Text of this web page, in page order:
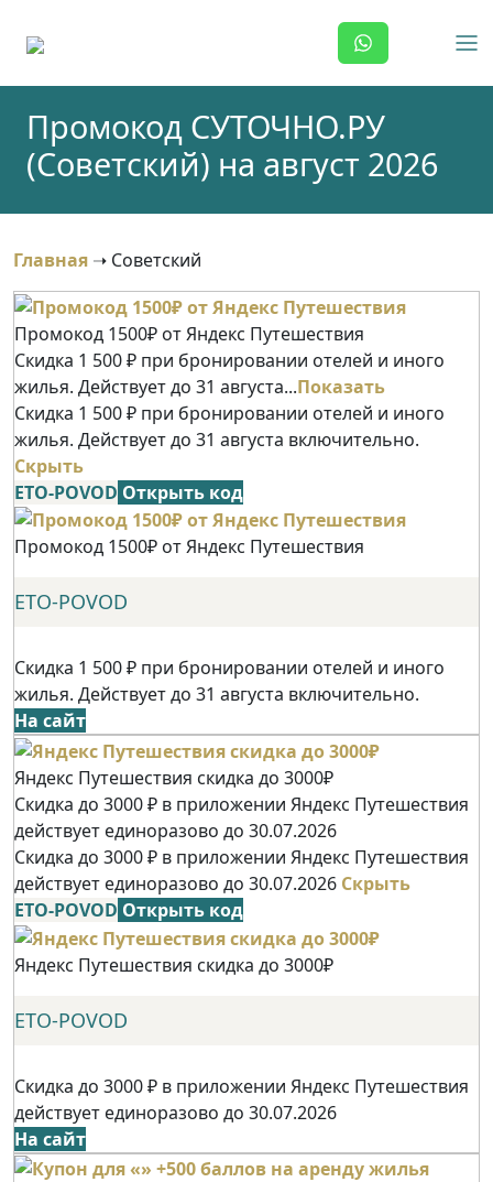
Промокод СУТОЧНО.РУ
(Советский) на август 2026
Главная ➝ Советский
Промокод 1500₽ от Яндекс Путешествия
Скидка 1 500 ₽ при бронировании отелей и иного
жилья. Действует до 31 августа...Показать
Скидка 1 500 ₽ при бронировании отелей и иного
жилья. Действует до 31 августа включительно.
Скрыть
ETO-POVOD Открыть код
Промокод 1500₽ от Яндекс Путешествия
ETO-POVOD
Скидка 1 500 ₽ при бронировании отелей и иного
жилья. Действует до 31 августа включительно.
На сайт
Яндекс Путешествия скидка до 3000₽
Скидка до 3000 ₽ в приложении Яндекс Путешествия
действует единоразово до 30.07.2026
Скидка до 3000 ₽ в приложении Яндекс Путешествия
действует единоразово до 30.07.2026 Скрыть
ETO-POVOD Открыть код
Яндекс Путешествия скидка до 3000₽
ETO-POVOD
Скидка до 3000 ₽ в приложении Яндекс Путешествия
действует единоразово до 30.07.2026
На сайт